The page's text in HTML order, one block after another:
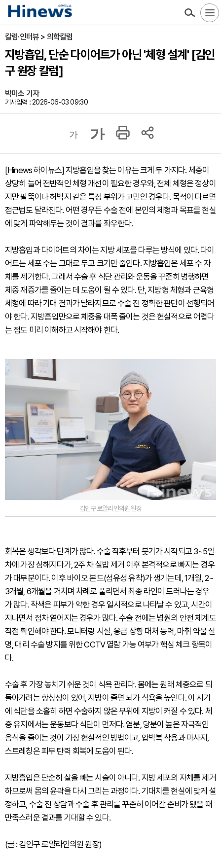
칼럼·인터뷰 > 의학칼럼
지방흡입, 단순 다이어트가 아닌 '체형 설계' [김인
구 원장 칼럼]
박미소 기자
기사입력 : 2026-06-03 09:30
가 가
[Hinews 하이뉴스] 지방흡입을 찾는 이유는 크게 두 가지다. 체중이
상당히 늘어 전반적인 체형 개선이 필요한 경우와, 전체 체형은 정상이
지만 팔뚝이나 허벅지 같은 특정 부위가 고민인 경우다. 목적이 다르면
접근법도 달라진다. 어떤 경우든 수술 전에 본인의 체형과 목표를 현실
에 맞게 파악해두는 것이 결과를 좌우한다.
지방흡입과 다이어트의 차이는 지방 세포를 다루는 방식에 있다. 다이
어트는 세포 수는 그대로 두고 크기만 줄인다. 지방흡입은 세포 수 자
체를 제거한다. 그래서 수술 후 식단 관리와 운동을 꾸준히 병행하면
체중 재증가를 줄이는 데 도움이 될 수 있다. 단, 지방형 체형과 근육형
체형에 따라 기대 결과가 달라지므로 수술 전 정확한 판단이 선행되어
야 한다. 지방흡입만으로 체중을 대폭 줄이는 것은 현실적으로 어렵다
는 점도 미리 이해하고 시작해야 한다.
김인구 로얄라인의원 원장
회복은 생각보다 단계가 많다. 수술 직후부터 붓기가 시작되고 3~5일
차에 가장 심해지다가, 2주 차 실밥 제거 이후 본격적으로 빠지는 경우
가 대부분이다. 이후 바이오 본드(섬유성 유착)가 생기는데, 1개월, 2~
3개월, 6개월을 거치며 차례로 풀리면서 최종 라인이 드러나는 경우
가 많다. 착색은 피부가 약한 경우 일시적으로 나타날 수 있고, 시간이
지나면서 점차 옅어지는 경우가 많다. 수술 전에는 병원의 안전 체계도
직접 확인해야 한다. 모니터링 시설, 응급 상황 대처 능력, 마취 약물 설
명, 대리 수술 방지를 위한 CCTV 열람 가능 여부가 핵심 체크 항목이
다.
수술 후 가장 놓치기 쉬운 것이 식욕 관리다. 몸에는 원래 체중으로 되
돌아가려는 항상성이 있어, 지방이 줄면 뇌가 식욕을 높인다. 이 시기
에 식단을 소홀히 하면 수술하지 않은 부위에 지방이 커질 수 있다. 체
중 유지에서는 운동보다 식단이 먼저다. 염분, 당분이 높은 자극적인
음식을 줄이는 것이 가장 현실적인 방법이고, 압박복 착용과 마사지,
스트레칭은 피부 탄력 회복에 도움이 된다.
지방흡입은 단순히 살을 빼는 시술이 아니다. 지방 세포의 자체를 제거
하므로써 몸의 윤곽을 다시 그리는 과정이다. 기대치를 현실에 맞게 설
정하고, 수술 전 상담과 수술 후 관리를 꾸준히 이어갈 준비가 됐을 때
만족스러운 결과를 기대할 수 있다.
(글 : 김인구 로얄라인의원 원장)